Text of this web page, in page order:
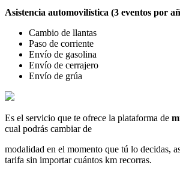
Asistencia automovilística (3 eventos por
Cambio de llantas
Paso de corriente
Envío de gasolina
Envío de cerrajero
Envío de grúa
Es el servicio que te ofrece la plataforma de
cual podrás cambiar de
modalidad en el momento que tú lo decidas,
tarifa sin importar cuántos km recorras.